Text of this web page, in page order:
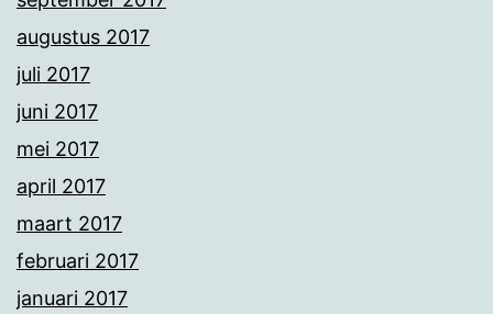
augustus 2017
juli 2017
juni 2017
mei 2017
april 2017
maart 2017
februari 2017
januari 2017